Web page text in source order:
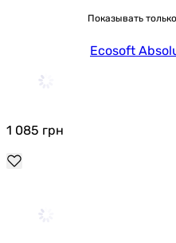
Показывать
Ecosoft
1 085 грн